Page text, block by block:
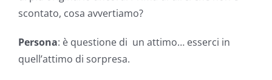
scontato, cosa avvertiamo?
Persona: è questione di un attimo… esserci in
quell’attimo di sorpresa.